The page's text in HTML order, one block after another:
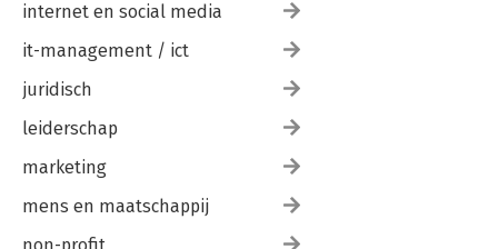
internet en social media
it-management / ict
juridisch
leiderschap
marketing
mens en maatschappij